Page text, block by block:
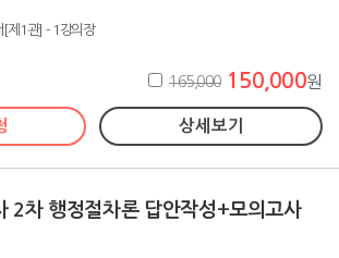
[제1관] - 1강의장
165,000 150,000원
상세보기
2차 행정절차론 답안작성+모의고사